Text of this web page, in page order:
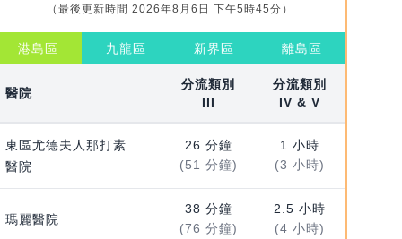
（最後更新時間 2026年8月6日 下午5時45分）
港島區 九龍區 新界區 離島區
醫院
分流類別
III
分流類別
IV & V
東區尤德夫人那打素
醫院
26 分鐘
(51 分鐘)
1 小時
(3 小時)
瑪麗醫院
38 分鐘
(76 分鐘)
2.5 小時
(4 小時)